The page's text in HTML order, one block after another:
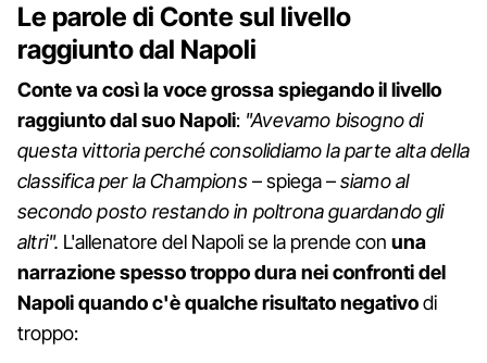
Le parole di Conte sul livello
raggiunto dal Napoli
Conte va così la voce grossa spiegando il livello
raggiunto dal suo Napoli: "Avevamo bisogno di
questa vittoria perché consolidiamo la parte alta della
classifica per la Champions– spiega –siamo al
secondo posto restando in poltrona guardando gli
altri". L'allenatore del Napoli se la prende conuna
narrazione spesso troppo dura nei confronti del
Napoli quando c'è qualche risultato negativodi
troppo: